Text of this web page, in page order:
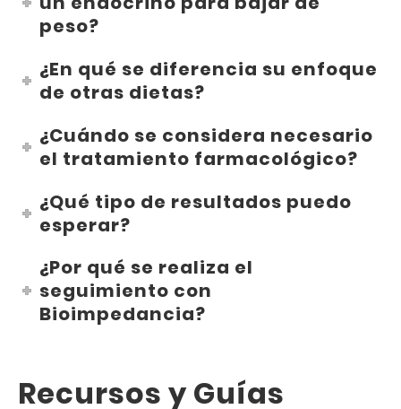
peso?
¿En qué se diferencia su enfoque
de otras dietas?
¿Cuándo se considera necesario
el tratamiento farmacológico?
¿Qué tipo de resultados puedo
esperar?
¿Por qué se realiza el
seguimiento con
Bioimpedancia?
Recursos y Guías